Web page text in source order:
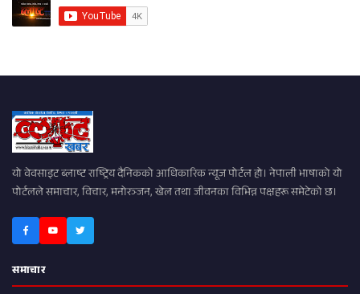
यो वेवसाइट ब्लाष्ट राष्ट्रिय दैनिकको आधिकारिक न्यूज पोर्टल हो। नेपाली भाषाको यो
पोर्टलले समाचार, विचार, मनोरञ्जन, खेल तथा जीवनका विभिन्न पक्षहरू समेटेको छ।
समाचार